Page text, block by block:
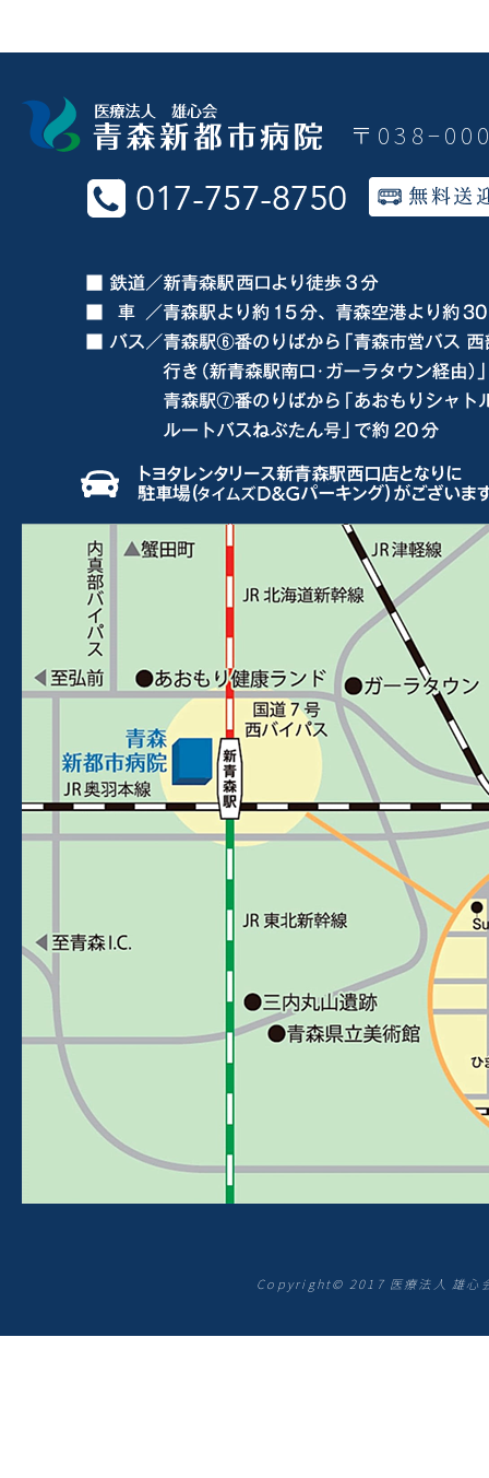
〒
Copyright© 2017 医療法人 雄心